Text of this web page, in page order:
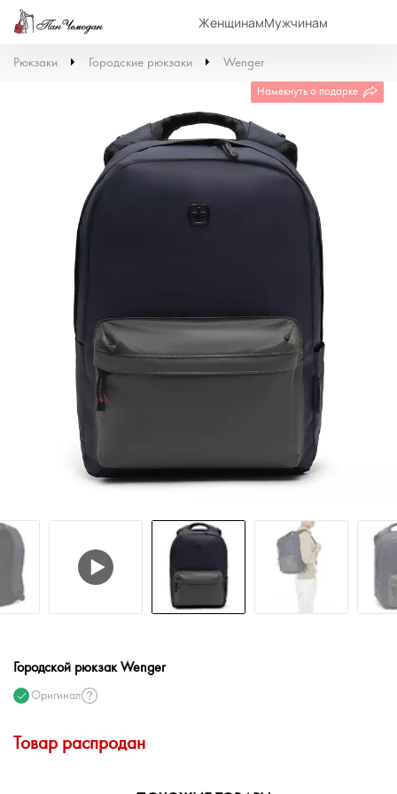
ЖенщинамМужчинам
Рюкзаки Городские рюкзаки Wenger
Намекнуть о подарке
Городской рюкзак Wenger
Оригинал
Товар распродан